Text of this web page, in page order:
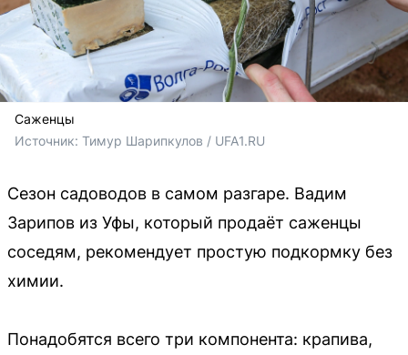
Саженцы
Источник: Тимур Шарипкулов / UFA1.RU
Сезон садоводов в самом разгаре. Вадим
Зарипов из Уфы, который продаёт саженцы
соседям, рекомендует простую подкормку без
химии.
Понадобятся всего три компонента: крапива,